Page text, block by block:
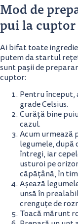
Mod de
pui la cuptor
Ai bifat toate
putem da startul
sunt pașii de
cuptor:
Pentru început,
grade Celsius.
Curăță bine
cazul.
Acum urmează
legumele, după
întregi, iar
usturoi pe
căpățână, în
Așează
unsă în
crenguțe de
Toacă mărunt